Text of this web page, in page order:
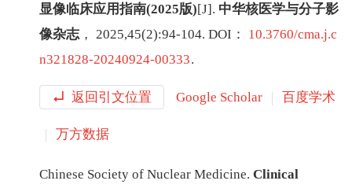
显像临床应用指南(2025版)[J]. 中华核医学与分子影
像杂志 ， 2025,45(2):94-104. DOI： 10.3760/cma.j.c
n321828-20240924-00333.
返回引文位置 Google Scholar 百度学术
万方数据
Chinese Society of Nuclear Medicine. Clinical